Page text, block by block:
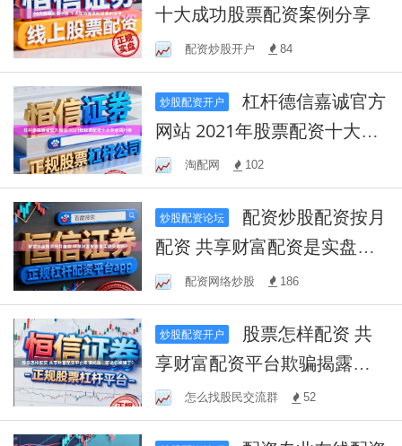
十大成功股票配资案例分享
配资炒股开户 84
炒股配资开户
杠杆德信嘉诚官方
网站 2021年股票配资十大平
台排行榜
淘配网 102
炒股配资论坛
配资 共享财富配资是实盘交
易吗？配资网络炒股 186
炒股配资开户
享财富配资平台欺骗揭露：
听说你被骗了？
怎么找股民交流群 52